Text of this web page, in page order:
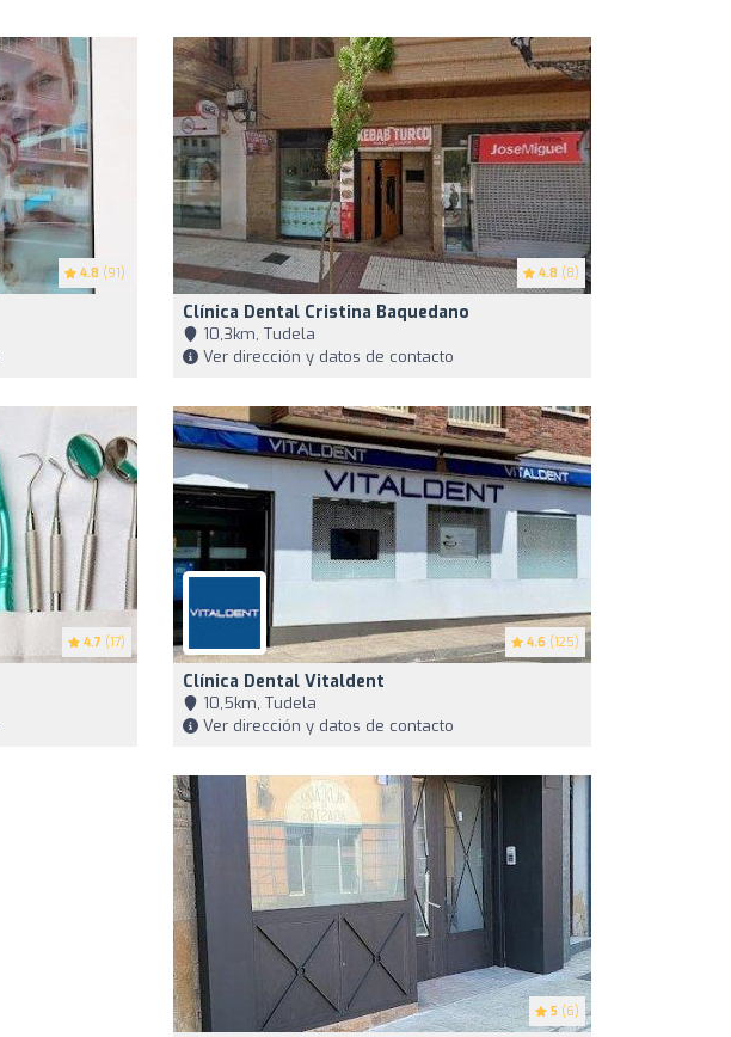
4.8 (91) 4.8 (8)
Clínica Dental Cristina Baquedano
10,3km, Tudela
Ver dirección y datos de contacto
4.7 (17) 4.6 (125)
Clínica Dental Vitaldent
10,5km, Tudela
Ver dirección y datos de contacto
5 (6)